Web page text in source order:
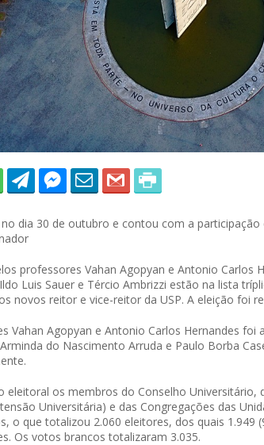
dia 30 de outubro e contou com a
professores Vahan Agopyan e Antonio Carlos
Luis Sauer e Tércio Ambrizzi estão na lista
novos reitor e vice-reitor da USP. A eleição foi
Vahan Agopyan e Antonio Carlos Hernandes
do Nascimento Arruda e Paulo Borba
eleitoral os membros do Conselho Universitário,
Universitária) e das Congregações das
o que totalizou 2.060 eleitores, dos quais 1.949
Os votos brancos totalizaram 3.035.
and
Journal of Molecular Liquids